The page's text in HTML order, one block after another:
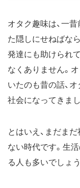
オタク趣味は、一
た隠しにせねばな
発達にも助けられ
なくありません。
いたのも昔の話、
社会になってきまし
とはいえ、まだま
ない時代です。生
る人も多いでしょう